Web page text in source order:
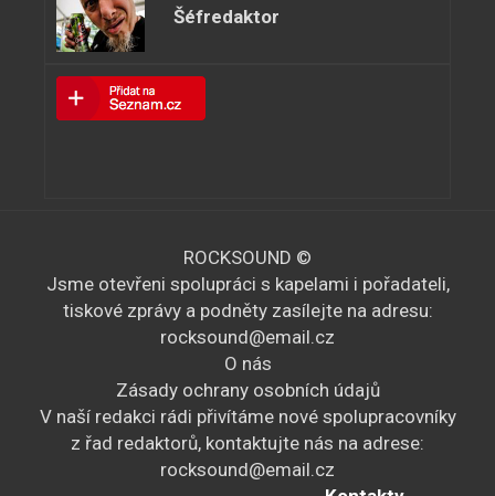
Šéfredaktor
ROCKSOUND ©
Jsme otevřeni spolupráci s kapelami i pořadateli,
tiskové zprávy a podněty zasílejte na adresu:
rocksound@email.cz
O nás
Zásady ochrany osobních údajů
V naší redakci rádi přivítáme nové spolupracovníky
z řad redaktorů, kontaktujte nás na adrese:
rocksound@email.cz